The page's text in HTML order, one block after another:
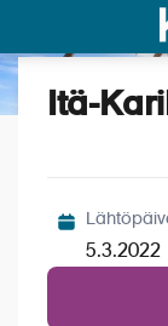
Katso kuvat
Itä-
5.3.2022